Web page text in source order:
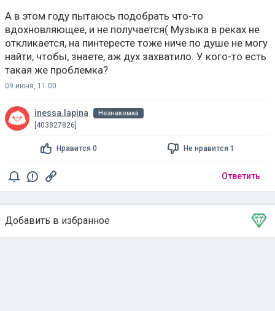
А в этом году пытаюсь подобрать что-то
вдохновляющее, и не получается( Музыка в реках не
откликается, на пинтересте тоже ниче по душе не могу
найти, чтобы, знаете, аж дух захватило. У кого-то есть
такая же проблемка?
09 июня, 11:00
inessa.lapina Незнакомка
[403827826]
Нравится 0 Не нравится 1
Ответить
Добавить в избранное
Тема в избранном